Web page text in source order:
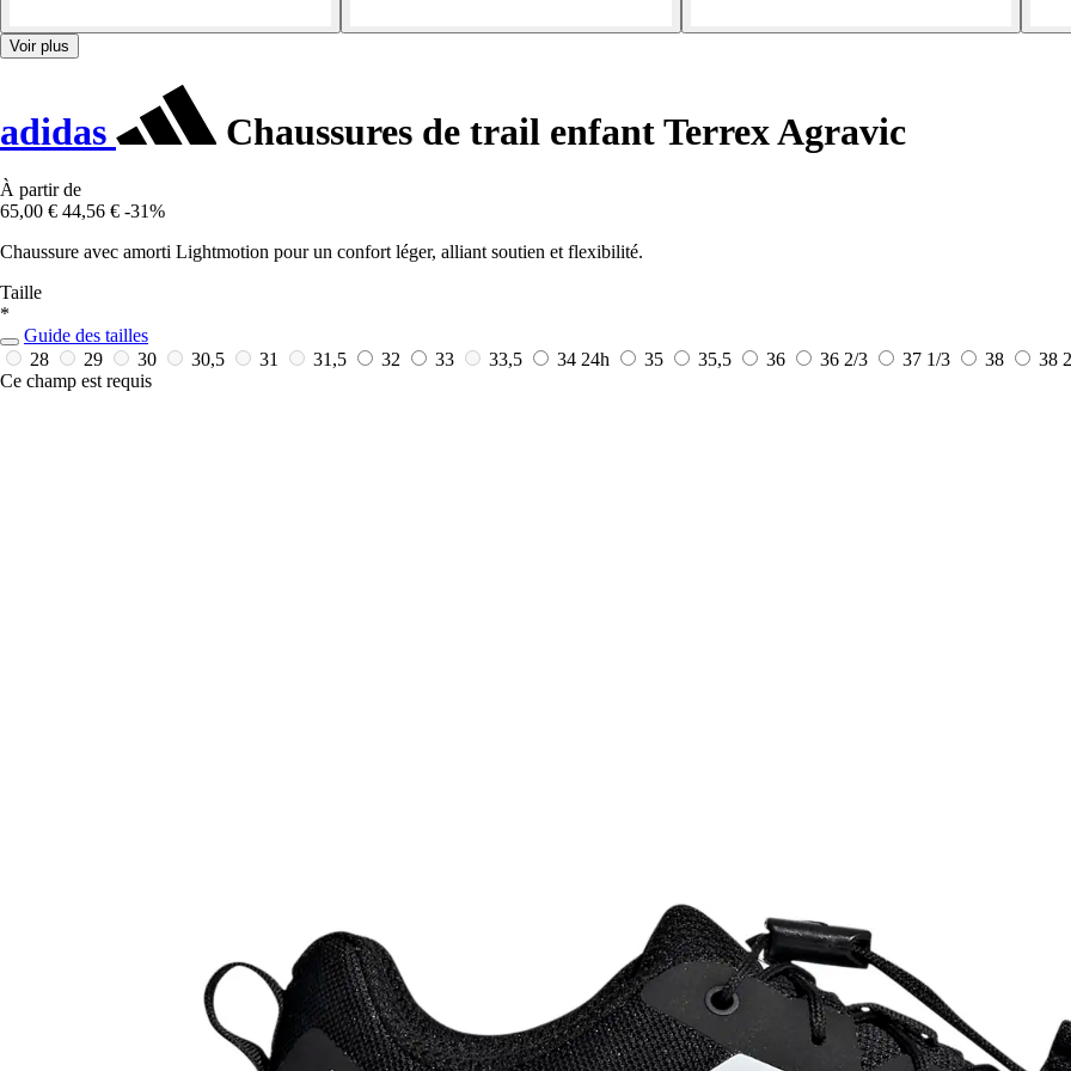
Voir plus
adidas Chaussures de trail enfant Terrex Agravic
À partir de
65,00 € 44,56 € -31%
Chaussure avec amorti Lightmotion pour un confort léger, alliant soutien et flexibilité.
Taille
*
Guide des tailles
28
29 30 30,5 31 31,5 32 33 33,5 34 24h 35 35,5 36 36 2/3 37 1/3 38
38
Ce champ est requis